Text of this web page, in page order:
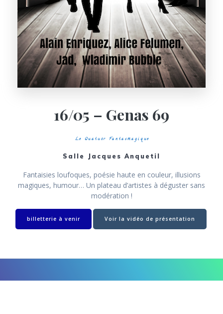
16/05 – Genas 69
Le Quatuor Fantasmagique
Salle Jacques Anquetil
Fantaisies loufoques, poésie haute en couleur, illusions
magiques, humour… Un plateau d’artistes à déguster sans
modération !
billetterie à venir Voir la vidéo de présentation